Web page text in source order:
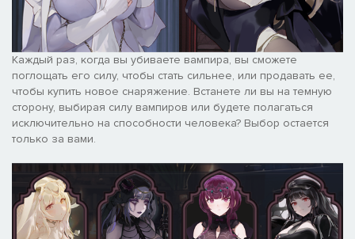
Каждый раз, когда вы убиваете вампира, вы сможете
поглощать его силу, чтобы стать сильнее, или продавать ее,
чтобы купить новое снаряжение. Встанете ли вы на темную
сторону, выбирая силу вампиров или будете полагаться
исключительно на способности человека? Выбор остается
только за вами.